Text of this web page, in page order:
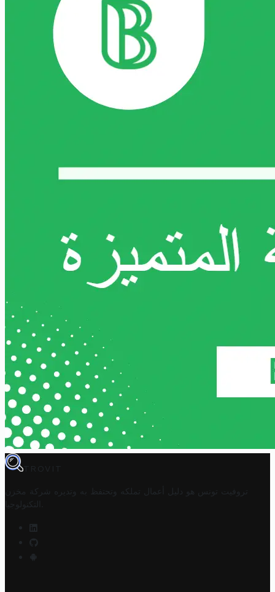
TROVIT
تروفيت تونس هو دليل أعمال تملكه وتحتفظ به وتديره
شركة مخزن
التكنولوجيا